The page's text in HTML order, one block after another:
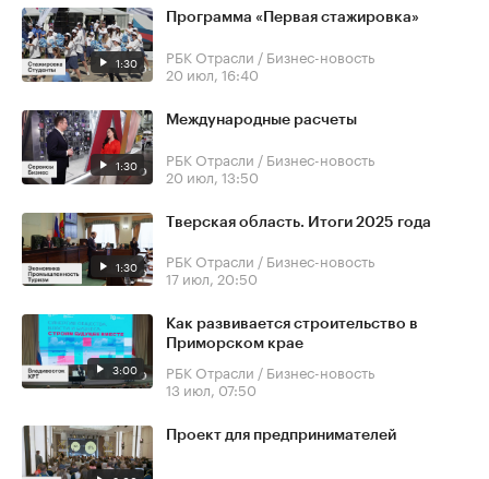
1:30
Программа «Первая стажировка»
РБК Отрасли / Бизнес-новость
20 июл, 16:40
1:30
Международные расчеты
РБК Отрасли / Бизнес-новость
20 июл, 13:50
1:30
Тверская область. Итоги 2025 года
РБК Отрасли / Бизнес-новость
17 июл, 20:50
3:00
Как развивается строительство в
Приморском крае
РБК Отрасли / Бизнес-новость
13 июл, 07:50
Проект для предпринимателей